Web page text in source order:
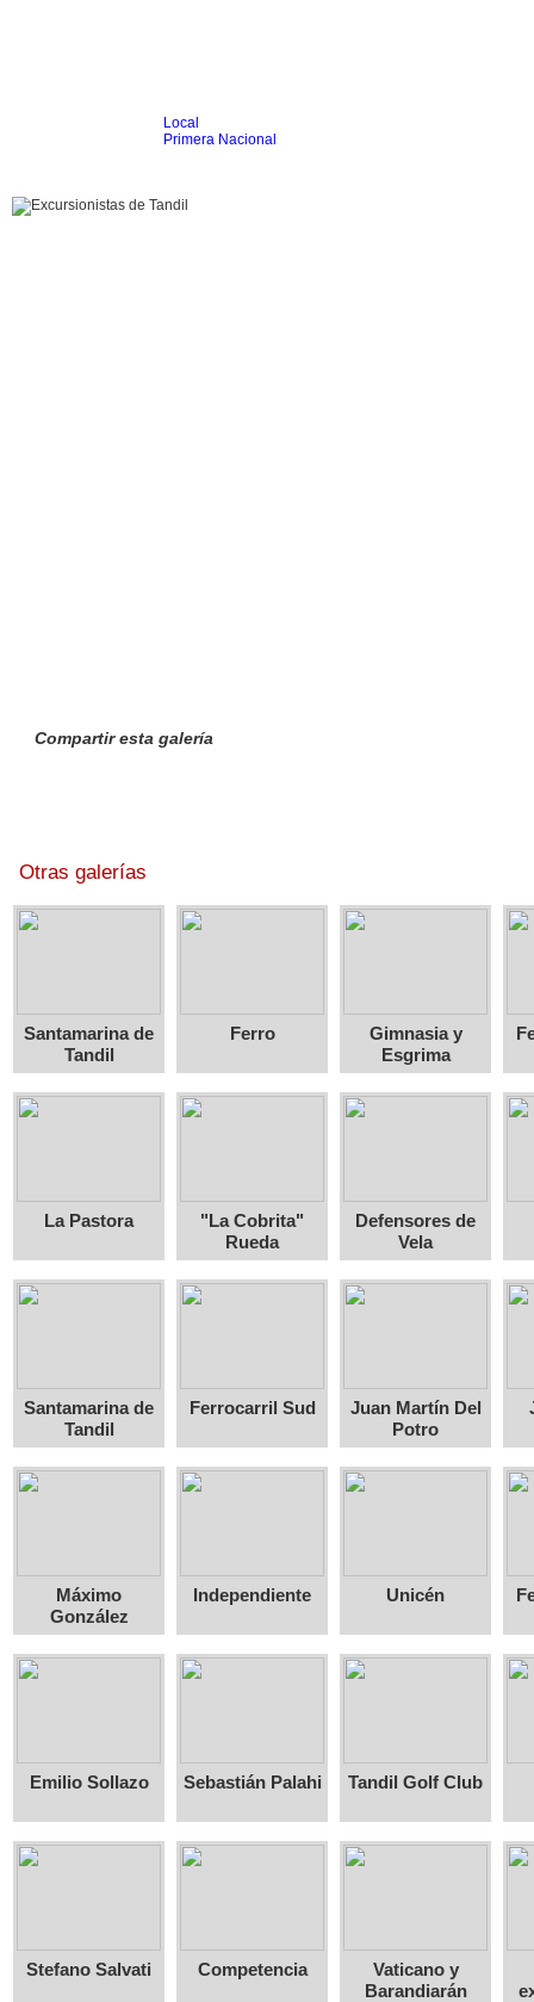
Local
Primera Nacional
Agrario
Compartir esta galería
Otras galerías
Santamarina de
Tandil
Ferro
Gimnasia y
Esgrima
La Pastora
"La Cobrita"
Rueda
Defensores de
Vela
Santamarina de
Tandil
Ferrocarril Sud
Juan Martín Del
Potro
Máximo
González
Independiente Unicén
Emilio Sollazo Sebastián Palahi Tandil Golf Club
Stefano Salvati Competencia
Vaticano y
Barandiarán